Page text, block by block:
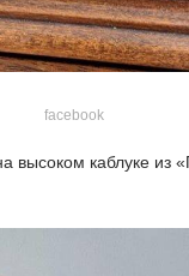
facebook
высоком каблуке из